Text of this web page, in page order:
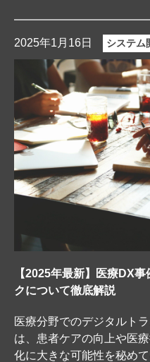
2025年1月16日 システム
【2025年最新】医療DX
クについて徹底解説
医療分野でのデジタルト
は、患者ケアの向上や医
化に大きな可能性を秘めて